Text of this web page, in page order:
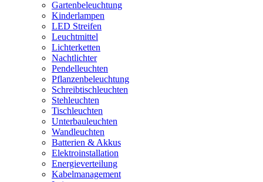
Gartenbeleuchtung
Kinderlampen
LED Streifen
Leuchtmittel
Lichterketten
Nachtlichter
Pendelleuchten
Pflanzenbeleuchtung
Schreibtischleuchten
Stehleuchten
Tischleuchten
Unterbauleuchten
Wandleuchten
Batterien & Akkus
Elektroinstallation
Energieverteilung
Kabelmanagement